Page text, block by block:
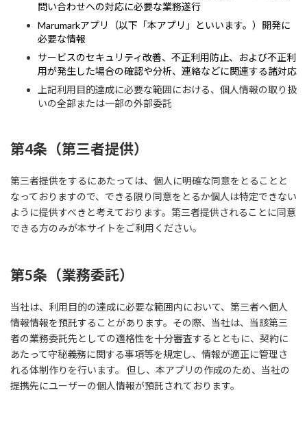
問い合わせへの対応に必要な業務遂行
Marumarkアプリ（以下「本アプリ」といいます。）開発に
必要な情報
サービスのセキュリティ改善、不正利用防止、および不正利
用が発生した場合の確認や分析、連絡などに関連する諸対応
上記利用目的達成に必要な範囲における、個人情報の取り扱
いの全部または一部の外部委託
第4条（第三者提供）
第三者提供をするにあたっては、個人に明確な同意をとることと
なっておりますので、できる限り同意をとるか個人は特定できない
ように提供すべきと考えております。第三者提供されることに同意
できる方のみが本サイトをご利用ください。
第5条（業務委託）
当社は、利用目的の達成に必要な範囲内において、第三者へ個人
情報情報を預託することがあります。その際、当社は、当該第三
者の業務委託先としての適格性を十分審査するとともに、契約に
あたって守秘義務に関する事項等を規定し、情報が適正に管理さ
れる体制作りを行います。 但し、本アプリの作成のため、当社の
提携先にユーザーの個人情報が預託されております。